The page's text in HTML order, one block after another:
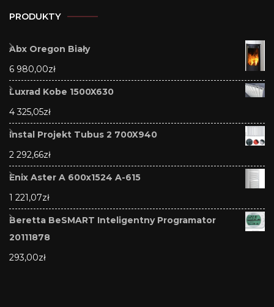
PRODUKTY
Abx Oregon Biały
6 980,00zł
Luxrad Kobe 1500X630
4 325,05zł
Instal Projekt Tubus 2 700X940
2 292,66zł
Enix Aster A 600x1524 A-615
1 221,07zł
Beretta BeSMART Inteligentny Programator
20111878
293,00zł